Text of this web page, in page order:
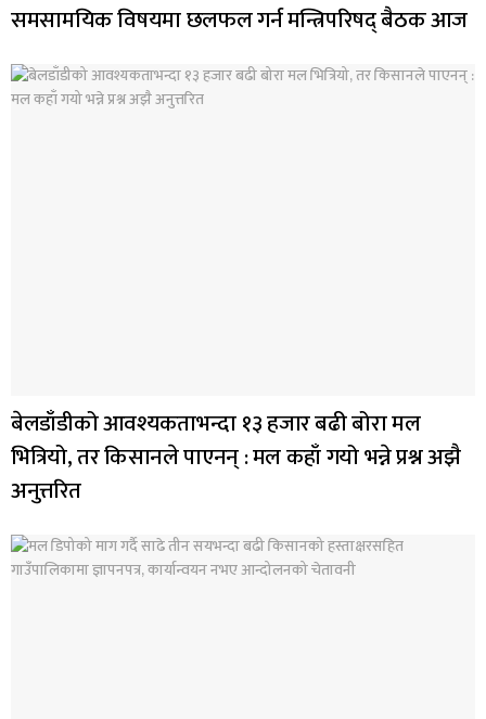
समसामयिक विषयमा छलफल गर्न मन्त्रिपरिषद् बैठक आज
बेलडाँडीको आवश्यकताभन्दा १३ हजार बढी बोरा मल
भित्रियो, तर किसानले पाएनन् : मल कहाँ गयो भन्ने प्रश्न अझै
अनुत्तरित